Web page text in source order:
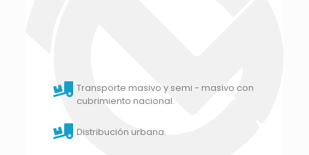
Transporte masivo y semi - masivo con
cubrimiento nacional.
Distribución urbana.